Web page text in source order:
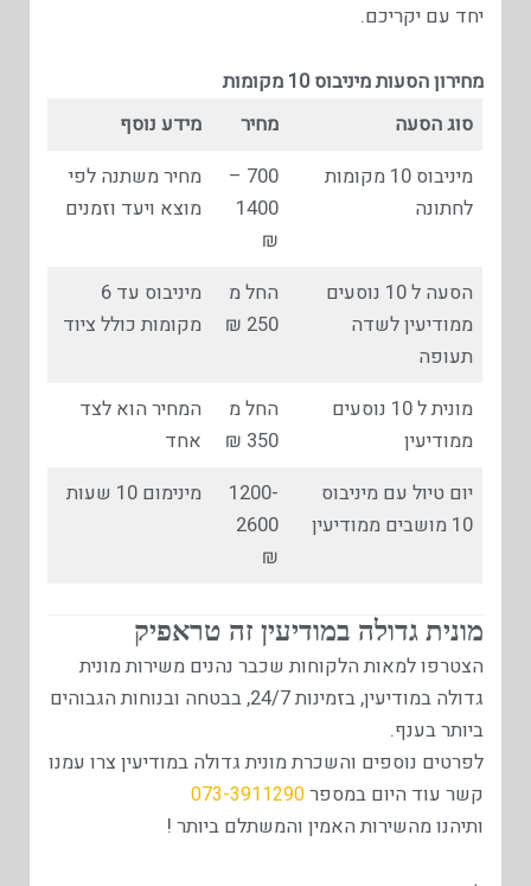
יחד עם יקריכם.
מחירון הסעות מיניבוס 10 מקומות
סוג הסעה
מחיר
מידע נוסף
מיניבוס 10 מקומות
לחתונה
700 –
1400
₪
מחיר משתנה לפי
מוצא ויעד וזמנים
הסעה ל 10 נוסעים
ממודיעין לשדה
תעופה
החל מ
250 ₪
מיניבוס עד 6
מקומות כולל ציוד
מונית ל 10 נוסעים
ממודיעין
החל מ
350 ₪
המחיר הוא לצד
אחד
יום טיול עם מיניבוס
10 מושבים ממודיעין
1200-
2600
₪
מינימום 10 שעות
מונית גדולה במודיעין זה טראפיק
הצטרפו למאות הלקוחות שכבר נהנים משירות מונית
גדולה במודיעין, בזמינות 24/7, בבטחה ובנוחות הגבוהים
ביותר בענף.
לפרטים נוספים והשכרת מונית גדולה במודיעין צרו עמנו
קשר עוד היום במספר073-3911290
ותיהנו מהשירות האמין והמשתלם ביותר !